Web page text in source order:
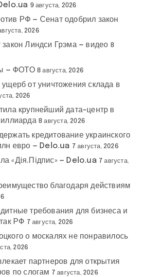
9 августа, 2026
РФ — Сенат одобрил закон
2026
Линдси Грэма — видео 8
— ФОТО 8 августа, 2026
от уничтожения склада в
2026
крупнейший дата-центр в
8 августа, 2026
кредитование украинского
евро — Delo.ua 7 августа, 2026
«Дія.Підпис» — Delo.ua 7 августа,
благодаря действиям
требования для бизнеса и
РФ 7 августа, 2026
о москалях не понравилось
2026
партнеров для открытия
по слогам 7 августа, 2026